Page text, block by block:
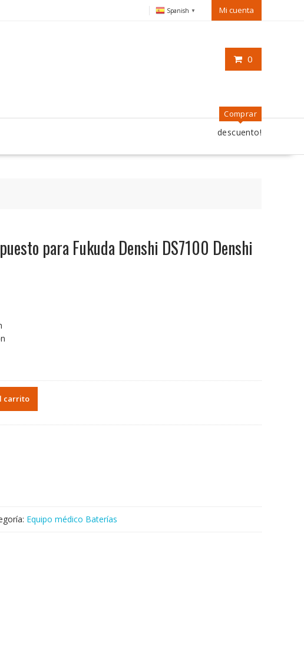
Spanish ▼ Mi cuenta
0
Comprar
descuento!
para Fukuda Denshi DS7100 Denshi
carrito
Equipo médico Baterías